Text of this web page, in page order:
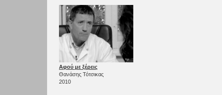
Αφού με ξέρεις
Θανάσης Τότσικας
2010